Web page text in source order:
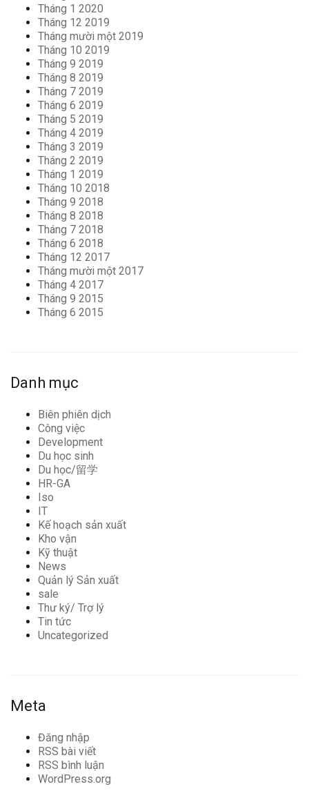
Tháng 1 2020
Tháng 12 2019
Tháng mười một 2019
Tháng 10 2019
Tháng 9 2019
Tháng 8 2019
Tháng 7 2019
Tháng 6 2019
Tháng 5 2019
Tháng 4 2019
Tháng 3 2019
Tháng 2 2019
Tháng 1 2019
Tháng 10 2018
Tháng 9 2018
Tháng 8 2018
Tháng 7 2018
Tháng 6 2018
Tháng 12 2017
Tháng mười một 2017
Tháng 4 2017
Tháng 9 2015
Tháng 6 2015
Danh mục
Biên phiên dịch
Công việc
Development
Du học sinh
Du học/留学
HR-GA
Iso
IT
Kế hoạch sản xuất
Kho vận
Kỹ thuật
News
Quản lý Sản xuất
sale
Thư ký/ Trợ lý
Tin tức
Uncategorized
Meta
Đăng nhập
RSS bài viết
RSS bình luận
WordPress.org